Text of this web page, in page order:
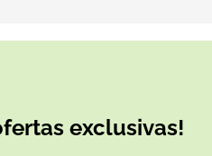
exclusivas!